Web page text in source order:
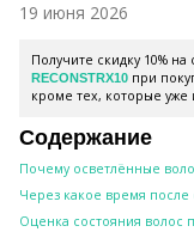
19 июня 2026
Получите скидку 10%
RECONSTRX10 при
кроме тех, которые уже
Содержание
Почему осветлённые
Через какое время после
Оценка состояния волос